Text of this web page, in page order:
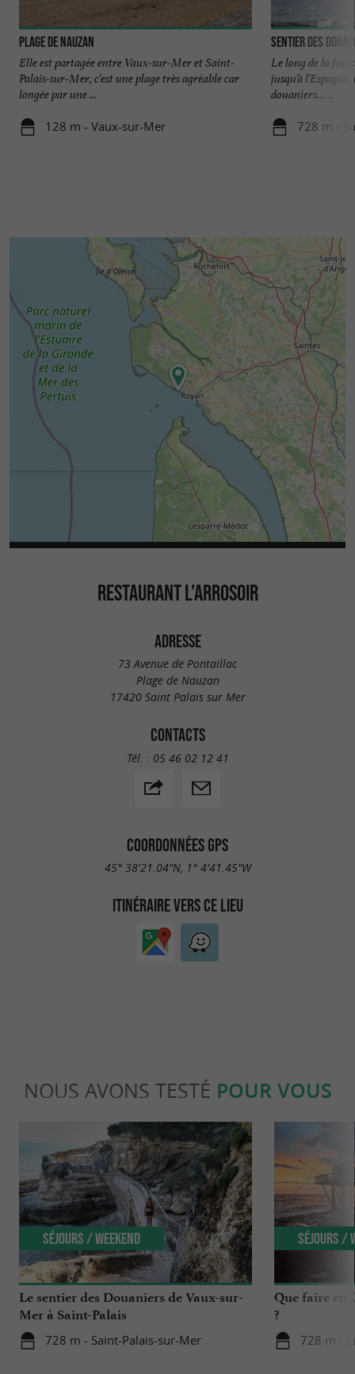
poissons, huîtres deMarennes-Oléron,
fromages, miel et pineau des Charentes.
Entre littoral, villages de caractère, pistes
cyclables, marchés et producteurs locaux, les
environs deL'Arrosoir
offrent de multiples
Plage de Nauzan
Elle est partagée entre Vaux-sur-Mer et Saint-
Palais-sur-Mer, c'est une plage très agréable car
longée par une ...
128 m - Vaux-sur-Mer
Sentier des
Le long de la
jusqu’à
douaniers… ...
728 m -
RESTAURANT L'ARROSOIR
ADRESSE
73 Avenue de Pontaillac
Plage de Nauzan
17420 Saint Palais sur Mer
CONTACTS
Tél. : 05 46 02 12 41
COORDONNÉES GPS
45° 38'21.04"N, 1° 4'41.45"W
ITINÉRAIRE VERS CE LIEU
NOUS AVONS TESTÉ POUR VOUS
Le sentier des Douaniers de Vaux-sur-
Mer à Saint-Palais
728 m - Saint-Palais-sur-Mer
Séjours / Weekend
Que faire en
?
728 m -
Séjours /